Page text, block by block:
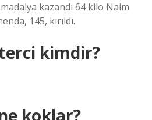
kazandı 64 kilo Naim
145, kırıldı.
kimdir?
koklar?